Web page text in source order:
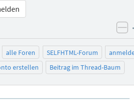
alle Foren SELFHTML-Forum
erstellen
Beitrag im Thread-Baum